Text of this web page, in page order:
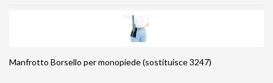
Manfrotto Borsello per monopiede (sostituisce 3247)